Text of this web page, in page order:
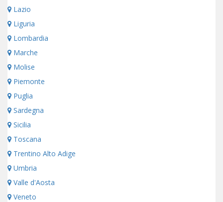
Lazio
Liguria
Lombardia
Marche
Molise
Piemonte
Puglia
Sardegna
Sicilia
Toscana
Trentino Alto Adige
Umbria
Valle d'Aosta
Veneto